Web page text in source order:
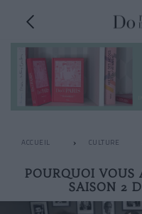
ACCUEIL CULTURE
POURQUOI VOUS
SAISON 2